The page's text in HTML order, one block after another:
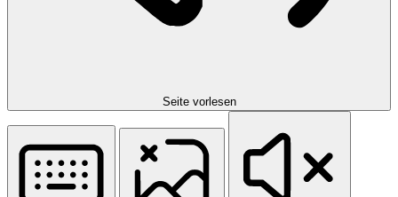
Seite vorlesen